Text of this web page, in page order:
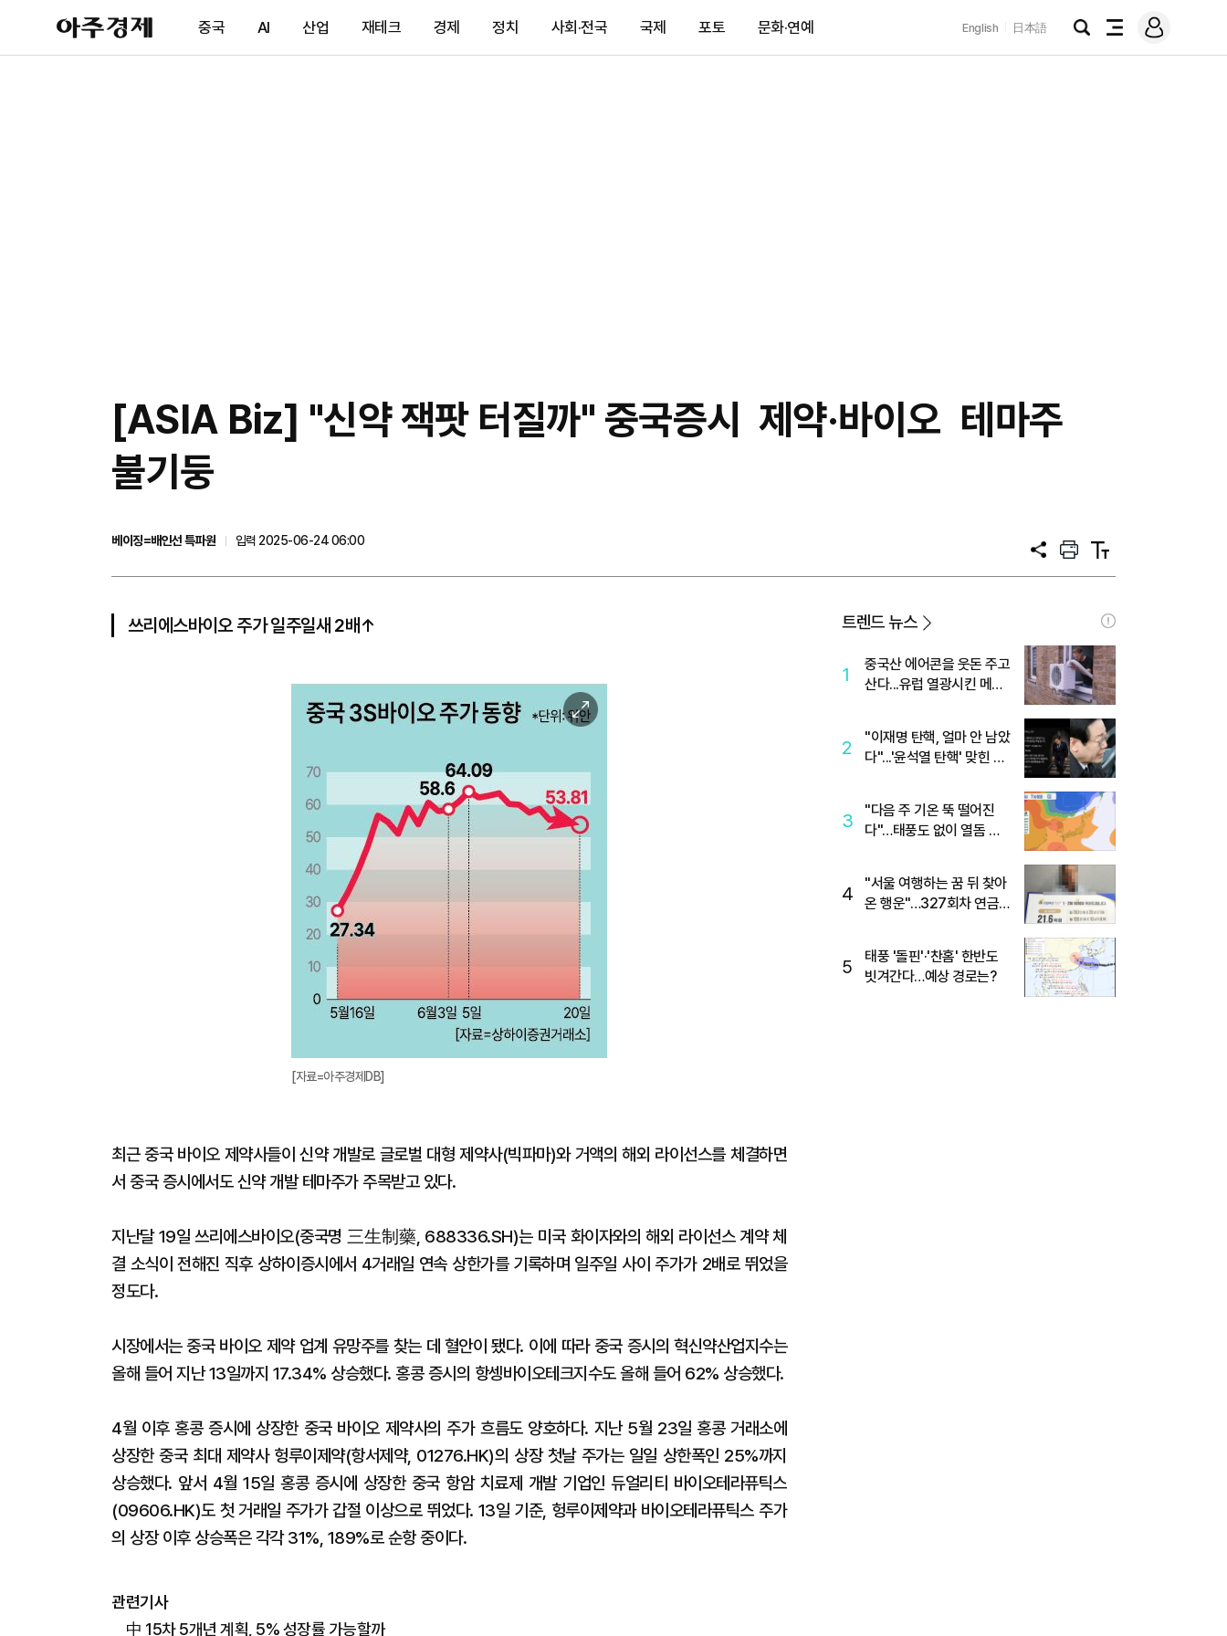
아
주
제
중국 AI 산업 재테크 경제 정치 사회·전국 국제 포토 문화·연예 English 日本語
검
전
메
그
[ASIA Biz] "신약 잭팟 터질까" 중국증시 제약·바이오 테마주
불기둥
베이징=배인선 특파원
입력 2025-06-24 06:00
공
프
트
텍
트
쓰리에스바이오 주가 일주일새 2배↑
이
미
확
대
[자료=아주경제DB]
최근 중국 바이오 제약사들이 신약 개발로 글로벌 대형 제약사(빅파마)와 거액의 해외 라이선스를 체결하면
서 중국 증시에서도 신약 개발 테마주가 주목받고 있다.
지난달 19일 쓰리에스바이오(중국명 三生制藥, 688336.SH)는 미국 화이자와의 해외 라이선스 계약 체
결 소식이 전해진 직후 상하이증시에서 4거래일 연속 상한가를 기록하며 일주일 사이 주가가 2배로 뛰었을
정도다.
시장에서는 중국 바이오 제약 업계 유망주를 찾는 데 혈안이 됐다. 이에 따라 중국 증시의 혁신약산업지수는
올해 들어 지난 13일까지 17.34% 상승했다. 홍콩 증시의 항셍바이오테크지수도 올해 들어 62% 상승했다.
4월 이후 홍콩 증시에 상장한 중국 바이오 제약사의 주가 흐름도 양호하다. 지난 5월 23일 홍콩 거래소에
상장한 중국 최대 제약사 헝루이제약(항서제약, 01276.HK)의 상장 첫날 주가는 일일 상한폭인 25%까지
상승했다. 앞서 4월 15일 홍콩 증시에 상장한 중국 항암 치료제 개발 기업인 듀얼리티 바이오테라퓨틱스
(09606.HK)도 첫 거래일 주가가 갑절 이상으로 뛰었다. 13일 기준, 헝루이제약과 바이오테라퓨틱스 주가
의 상장 이후 상승폭은 각각 31%, 189%로 순항 중이다.
관련기사
中 15차 5개년 계획, 5% 성장률 가능할까
트렌드 뉴스
1
중국산 에어콘을 웃돈 주고
산다...유럽 열광시킨 메이
2
"이재명 탄핵, 얼마 안 남았
다"...'윤석열 탄핵' 맞힌 무
3
"다음 주 기온 뚝 떨어진
다"…태풍도 없이 열돔 박
4
"서울 여행하는 꿈 뒤 찾아
온 행운"…327회차 연금
5
태풍 '돌핀'·'찬홈' 한반도
빗겨간다…예상 경로는?